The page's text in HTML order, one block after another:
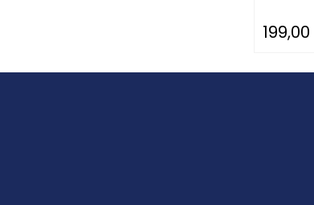
199,00